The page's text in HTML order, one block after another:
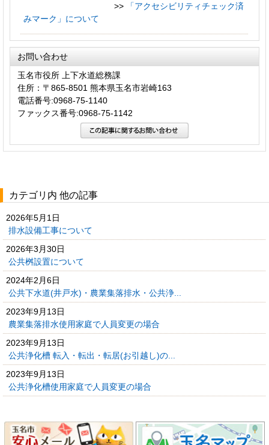
>>
「アクセシビリティチェック済
みマーク」について
お問い合わせ
玉名市役所 上下水道総務課
住所：〒865-8501 熊本県玉名市岩崎163
電話番号:0968-75-1140
ファックス番号:0968-75-1142
カテゴリ内 他の記事
2026年5月1日
排水設備工事について
2026年3月30日
公共桝設置について
2024年2月6日
公共下水道(井戸水)・農業集落排水・公共浄...
2023年9月13日
農業集落排水使用家庭で人員変更の場合
2023年9月13日
公共浄化槽 転入・転出・転居(お引越し)の...
2023年9月13日
公共浄化槽使用家庭で人員変更の場合